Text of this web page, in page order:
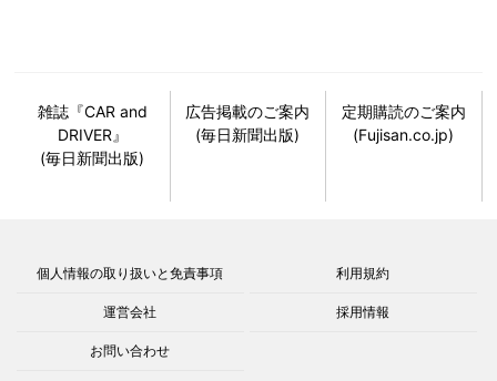
雑誌『CAR and
DRIVER』
(毎日新聞出版)
広告掲載のご案内
(毎日新聞出版)
定期購読のご案内
(Fujisan.co.jp)
個人情報の取り扱いと免責事項 利用規約
運営会社 採用情報
お問い合わせ